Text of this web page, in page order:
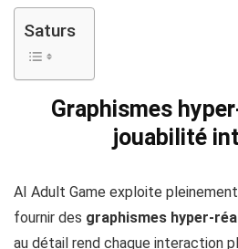
Saturs
Graphismes
jouabilité
AI Adult Game exploite
fournir des graphismes hyper-
au détail rend chaque interaction